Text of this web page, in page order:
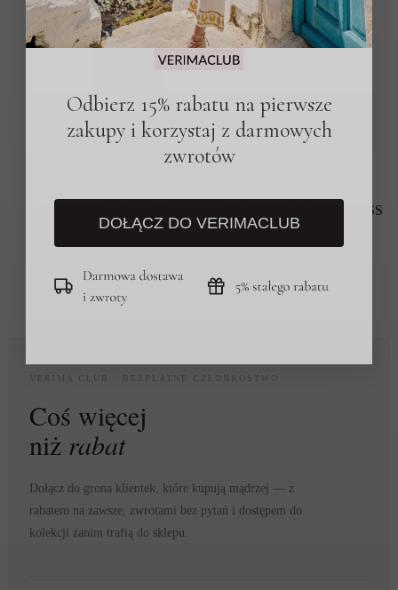
APLIKACJĄ
GRANATOWY
NOWOŚĆ
T-SHIRT EMILIE STRASS
BIAŁY
569.00zł
VERIMA CLUB · BEZPŁATNE CZŁONKOSTWO
Coś więcej
niż rabat
Dołącz do grona klientek, które kupują mądrzej — z
rabatem na zawsze, zwrotami bez pytań i dostępem do
kolekcji zanim trafią do sklepu.
Odbierz 15% rabatu na pierwsze
zakupy i korzystaj z darmowych
zwrotów
DOŁĄCZ DO VERIMACLUB